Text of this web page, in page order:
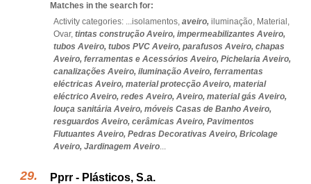
Matches in the search for:
Activity categories: ...isolamentos, aveiro, iluminação, Material,
Ovar, tintas construção Aveiro, impermeabilizantes Aveiro,
tubos Aveiro, tubos PVC Aveiro, parafusos Aveiro, chapas
Aveiro, ferramentas e Acessórios Aveiro, Pichelaria Aveiro,
canalizações Aveiro, iluminação Aveiro, ferramentas
eléctricas Aveiro, material protecção Aveiro, material
eléctrico Aveiro, redes Aveiro, Aveiro, material gás Aveiro,
louça sanitária Aveiro, móveis Casas de Banho Aveiro,
resguardos Aveiro, cerâmicas Aveiro, Pavimentos
Flutuantes Aveiro, Pedras Decorativas Aveiro, Bricolage
Aveiro, Jardinagem Aveiro...
Pprr - Plásticos, S.a.